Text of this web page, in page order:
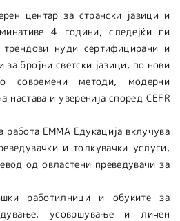
центар за странски јазици и
4 години, следејќи ги
нуди сертифицирани и
за бројни светски jазици, по нови
современи методи, модерни
настава и уверенија според CEFR
работа ЕММА Едукација вклучува
и толкувачки услуги,
од овластени преведувачи за
работилници и обуките за
усовршување и личен